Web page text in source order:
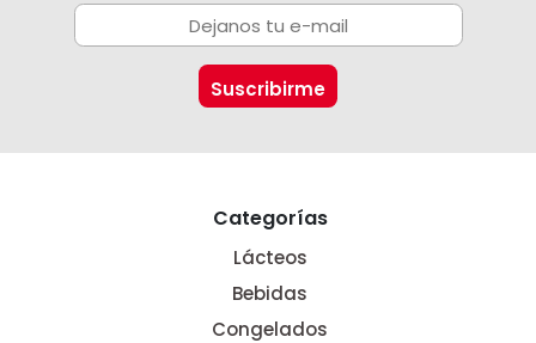
Categorías
Lácteos
Bebidas
Congelados